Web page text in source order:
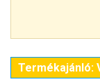
Termékajánló: